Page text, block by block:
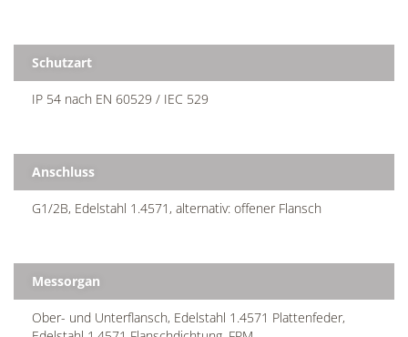
Schutzart
IP 54 nach EN 60529 / IEC 529
Anschluss
G1/2B, Edelstahl 1.4571, alternativ: offener Flansch
Messorgan
Ober- und Unterflansch, Edelstahl 1.4571 Plattenfeder,